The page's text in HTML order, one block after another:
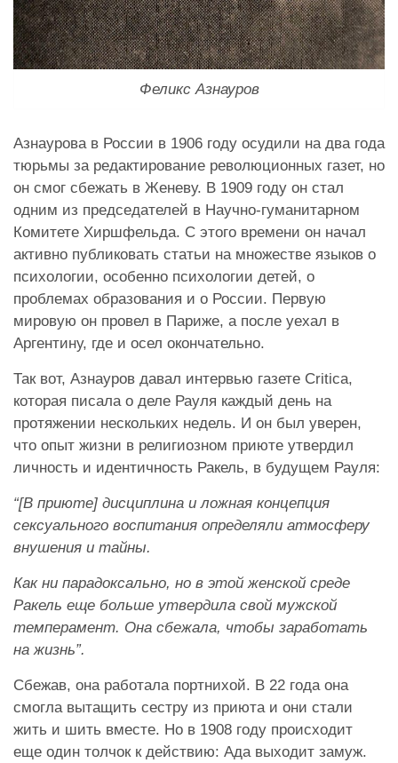
Феликс Азнауров
Азнаурова в России в 1906 году осудили на два года
тюрьмы за редактирование революционных газет, но
он смог сбежать в Женеву. В 1909 году он стал
одним из председателей в Научно-гуманитарном
Комитете Хиршфельда. С этого времени он начал
активно публиковать статьи на множестве языков о
психологии, особенно психологии детей, о
проблемах образования и о России. Первую
мировую он провел в Париже, а после уехал в
Аргентину, где и осел окончательно.
Так вот, Азнауров давал интервью газете Critica,
которая писала о деле Рауля каждый день на
протяжении нескольких недель. И он был уверен,
что опыт жизни в религиозном приюте утвердил
личность и идентичность Ракель, в будущем Рауля:
“[В приюте] дисциплина и ложная концепция
сексуального воспитания определяли атмосферу
внушения и тайны.
Как ни парадоксально, но в этой женской среде
Ракель еще больше утвердила свой мужской
темперамент. Она сбежала, чтобы заработать
на жизнь”.
Сбежав, она работала портнихой. В 22 года она
смогла вытащить сестру из приюта и они стали
жить и шить вместе. Но в 1908 году происходит
еще один толчок к действию: Ада выходит замуж.